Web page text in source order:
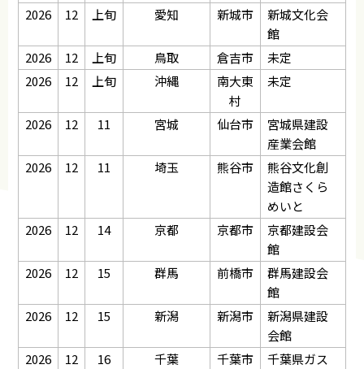
2026
12 上旬 愛知 新城市
新城文化会
館
2026
12 上旬 鳥取 倉吉市
未定
2026
12 上旬 沖縄
南大東
村
未定
2026 12 11 宮城 仙台市
宮城県建設
産業会館
2026
12 11 埼玉 熊谷市
熊谷文化創
造館さくら
めいと
2026
12 14 京都 京都市
京都建設会
館
2026
12 15 群馬 前橋市
群馬建設会
館
2026
12 15 新潟 新潟市
新潟県建設
会館
2026
12 16 千葉 千葉市
千葉県ガス